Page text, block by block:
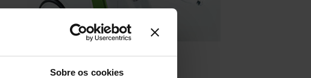
Sobre os cookies